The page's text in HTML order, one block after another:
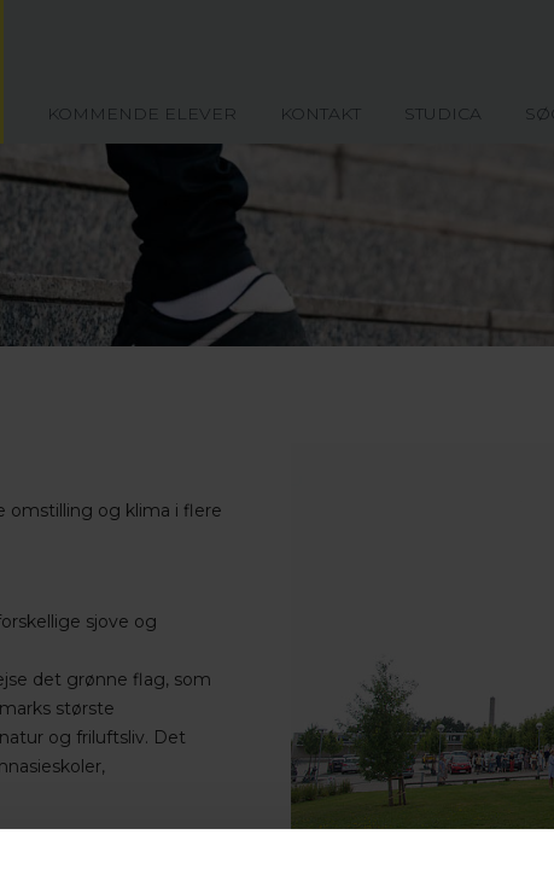
KOMMENDE ELEVER KONTAKT STUDICA
omstilling og klima i flere
sjove og
det grønne flag, som
største
og friluftsliv. Det